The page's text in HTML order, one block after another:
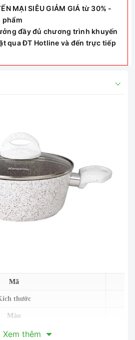
MẠI SIÊU GIẢM GIÁ từ 30% -
phẩm
đầy đủ chương trình khuyến
qua ĐT Hotline và đến trực tiếp
Mã
thước
Màu
Thân chảo
Xem thêm